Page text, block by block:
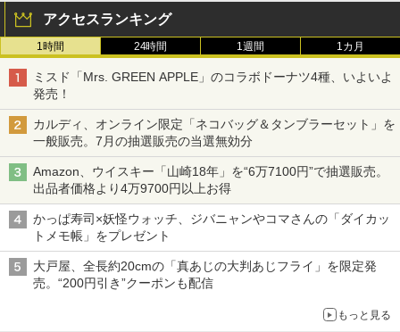
アクセスランキング
1時間 24時間 1週間 1カ月
ミスド「Mrs. GREEN APPLE」のコラボドーナツ4種、いよいよ
発売！
カルディ、オンライン限定「ネコバッグ＆タンブラーセット」を
一般販売。7月の抽選販売の当選無効分
Amazon、ウイスキー「山崎18年」を“6万7100円”で抽選販売。
出品者価格より4万9700円以上お得
かっぱ寿司×妖怪ウォッチ、ジバニャンやコマさんの「ダイカッ
トメモ帳」をプレゼント
大戸屋、全長約20cmの「真あじの大判あじフライ」を限定発
売。“200円引き”クーポンも配信
もっと見る